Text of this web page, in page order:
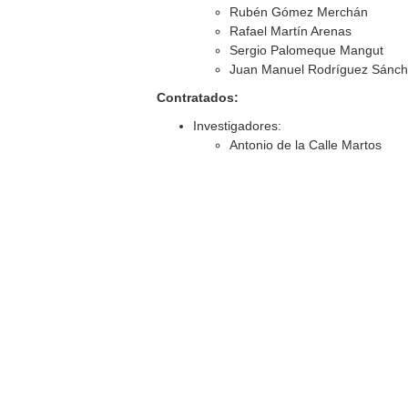
Rubén Gómez Merchán
Rafael Martín Arenas
Sergio Palomeque Mangut
Juan Manuel Rodríguez
Contratados:
Investigadores:
Antonio de la Calle Martos